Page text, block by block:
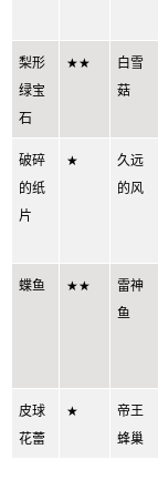
梨形
绿宝
石
★★
白雪
菇
破碎
的纸
片
★
久远
的风
蝶鱼 ★★
雷神
鱼
皮球
花蕾
★
帝王
蜂巢